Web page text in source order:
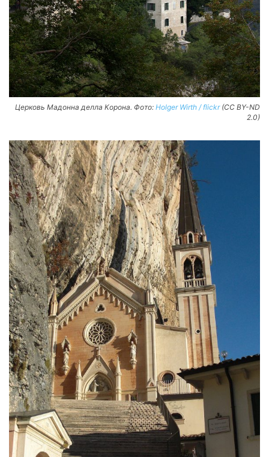
Церковь Мадонна делла Корона. Фото: Holger Wirth / flickr(CC BY-ND
2.0)